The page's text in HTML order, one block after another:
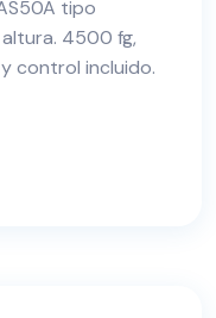
tipo
4500 fg,
control incluido.